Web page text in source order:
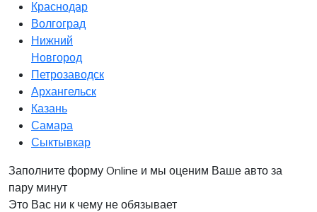
Краснодар
Волгоград
Нижний
Новгород
Петрозаводск
Архангельск
Казань
Самара
Сыктывкар
Заполните форму Online и мы оценим Ваше авто за
пару минут
Это Вас ни к чему не обязывает